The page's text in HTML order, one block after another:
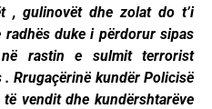
, gulinovët dhe zolat do t’i
duke i përdorur sipas
rastin e sulmit terrorist
Rrugaçërinë kundër Policisë
vendit dhe kundërshtarëve